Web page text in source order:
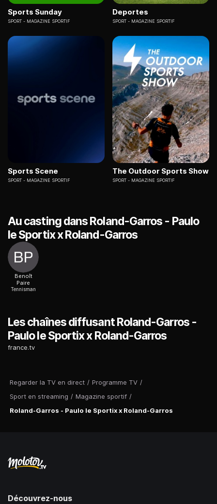
Regarder la TV en direct / Programme TV /
Sport en streaming / Magazine sportif /
Roland-Garros - Paulo le Sportix x Roland-Garros
Sports Sunday
SPORT MAGAZINE SPORTIF
Deportes
SPORT MAGAZINE SPORTIF
Sports Scene
SPORT MAGAZINE SPORTIF
The Outdoor Sports Show
SPORT MAGAZINE SPORTIF
Au casting dans Roland-Garros - Paulo
le Sportix x Roland-Garros
Benoît
Paire
Tennisman
Les chaînes diffusant Roland-Garros -
Paulo le Sportix x Roland-Garros
france.tv
Découvrez-nous